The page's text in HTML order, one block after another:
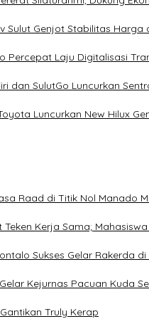
Genjot Stabilitas Harga
Percepat Laju Digitalisasi
dan SulutGo Luncurkan
Luncurkan New Hilux
Raad di Titik Nol Manado
Teken Kerja Sama;
Sukses Gelar Rakerda
Kejurnas Pacuan Kuda
Truly Kerap